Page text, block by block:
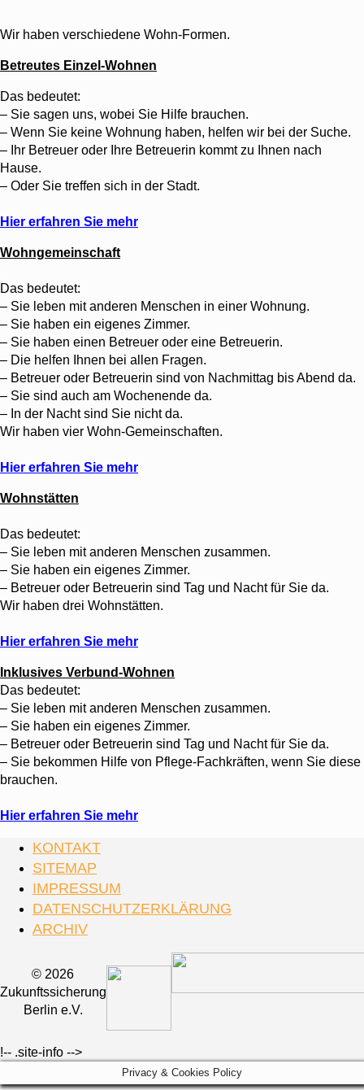
Wir haben verschiedene Wohn-Formen.
Betreutes Einzel-Wohnen
Das bedeutet:
– Sie sagen uns, wobei Sie Hilfe brauchen.
– Wenn Sie keine Wohnung haben, helfen wir bei der Suche.
– Ihr Betreuer oder Ihre Betreuerin kommt zu Ihnen nach
Hause.
– Oder Sie treffen sich in der Stadt.
Hier erfahren Sie mehr
Wohngemeinschaft
Das bedeutet:
– Sie leben mit anderen Menschen in einer Wohnung.
– Sie haben ein eigenes Zimmer.
– Sie haben einen Betreuer oder eine Betreuerin.
– Die helfen Ihnen bei allen Fragen.
– Betreuer oder Betreuerin sind von Nachmittag bis Abend da.
– Sie sind auch am Wochenende da.
– In der Nacht sind Sie nicht da.
Wir haben vier Wohn-Gemeinschaften.
Hier erfahren Sie mehr
Wohnstätten
Das bedeutet:
– Sie leben mit anderen Menschen zusammen.
– Sie haben ein eigenes Zimmer.
– Betreuer oder Betreuerin sind Tag und Nacht für Sie da.
Wir haben drei Wohnstätten.
Hier erfahren Sie mehr
Inklusives Verbund-Wohnen
Das bedeutet:
– Sie leben mit anderen Menschen zusammen.
– Sie haben ein eigenes Zimmer.
– Betreuer oder Betreuerin sind Tag und Nacht für Sie da.
– Sie bekommen Hilfe von Pflege-Fachkräften, wenn Sie diese
brauchen.
Hier erfahren Sie mehr
KONTAKT
SITEMAP
IMPRESSUM
DATENSCHUTZERKLÄRUNG
ARCHIV
© 2026
Zukunftssicherung
Berlin e.V.
!-- .site-info -->
Privacy & Cookies Policy